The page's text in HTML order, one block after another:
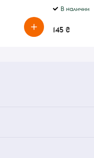
В наличии
145 ₴